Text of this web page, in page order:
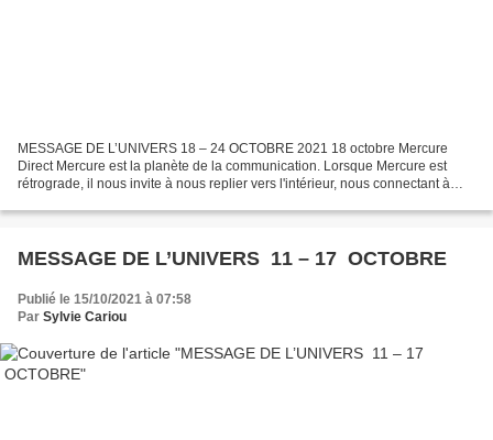
MESSAGE DE L’UNIVERS 18 – 24 OCTOBRE 2021 18 octobre Mercure
Direct Mercure est la planète de la communication. Lorsque Mercure est
rétrograde, il nous invite à nous replier vers l'intérieur, nous connectant à
MESSAGE DE L’UNIVERS 11 – 17 OCTOBRE
Publié le 15/10/2021 à 07:58
Par Sylvie Cariou